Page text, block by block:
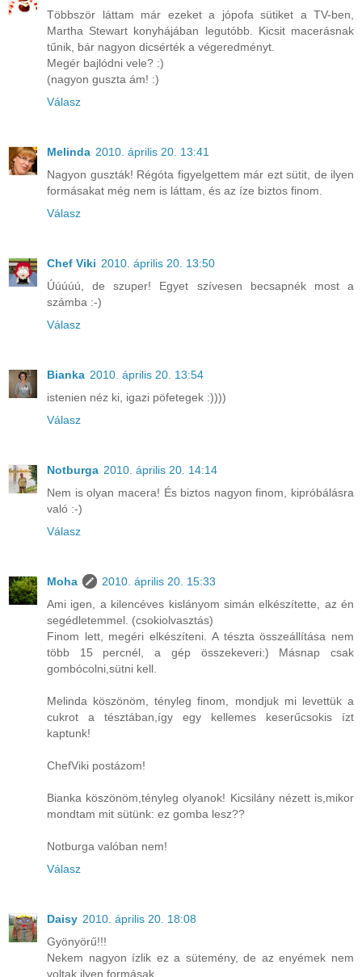
Többször láttam már ezeket a jópofa sütiket a TV-ben,
Martha Stewart konyhájában legutóbb. Kicsit macerásnak
tűnik, bár nagyon dicsérték a végeredményt.
Megér bajlódni vele? :)
(nagyon guszta ám! :)
Válasz
Melinda 2010. április 20. 13:41
Nagyon guszták! Régóta figyelgettem már ezt sütit, de ilyen
formásakat még nem is láttam, és az íze biztos finom.
Válasz
Chef Viki 2010. április 20. 13:50
Úúúúú, de szuper! Egyet szívesen becsapnék most a
számba :-)
Válasz
Bianka 2010. április 20. 13:54
istenien néz ki, igazi pöfetegek :))))
Válasz
Notburga 2010. április 20. 14:14
Nem is olyan macera! És biztos nagyon finom, kipróbálásra
való :-)
Válasz
Moha
2010. április 20. 15:33
Ami igen, a kilencéves kislányom simán elkészítette, az én
segédletemmel. (csokiolvasztás)
Finom lett, megéri elkészíteni. A tészta összeállítása nem
több 15 percnél, a gép összekeveri:) Másnap csak
gombócolni,sütni kell.
Melinda köszönöm, tényleg finom, mondjuk mi levettük a
cukrot a tésztában,így egy kellemes keserűcsokis ízt
kaptunk!
ChefViki postázom!
Bianka köszönöm,tényleg olyanok! Kicsilány nézett is,mikor
mondtam mit sütünk: ez gomba lesz??
Notburga valóban nem!
Válasz
Daisy 2010. április 20. 18:08
Gyönyörű!!!
Nekem nagyon ízlik ez a sütemény, de az enyémek nem
voltak ilyen formásak.